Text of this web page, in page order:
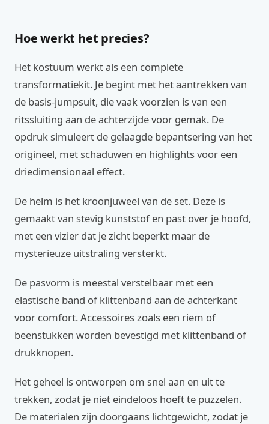
Hoe werkt het precies?
Het kostuum werkt als een complete
transformatiekit. Je begint met het aantrekken van
de basis-jumpsuit, die vaak voorzien is van een
ritssluiting aan de achterzijde voor gemak. De
opdruk simuleert de gelaagde bepantsering van het
origineel, met schaduwen en highlights voor een
driedimensionaal effect.
De helm is het kroonjuweel van de set. Deze is
gemaakt van stevig kunststof en past over je hoofd,
met een vizier dat je zicht beperkt maar de
mysterieuze uitstraling versterkt.
De pasvorm is meestal verstelbaar met een
elastische band of klittenband aan de achterkant
voor comfort. Accessoires zoals een riem of
beenstukken worden bevestigd met klittenband of
drukknopen.
Het geheel is ontworpen om snel aan en uit te
trekken, zodat je niet eindeloos hoeft te puzzelen.
De materialen zijn doorgaans lichtgewicht, zodat je